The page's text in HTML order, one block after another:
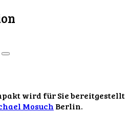
wird für Sie bereitgestellt
Mosuch Berlin.